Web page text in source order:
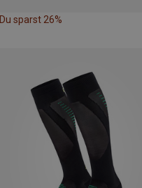
Du sparst 26%